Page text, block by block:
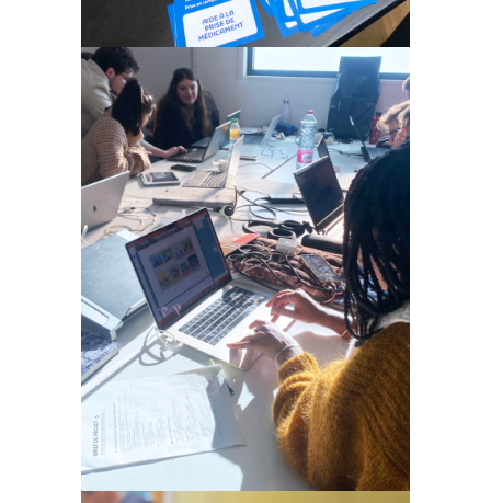
Workshop ‘Designer à
l’Hôpital’ @Catho Lille
Formation